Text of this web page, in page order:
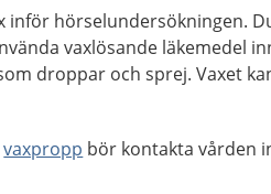
inför hörselundersökningen.
vaxlösande läkemedel
droppar och sprej. Vaxet
vaxpropp bör kontakta vården